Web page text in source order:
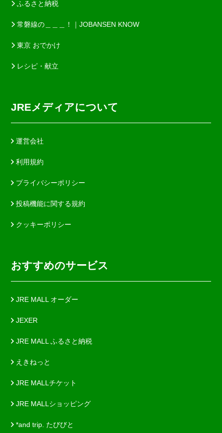
ふるさと納税
常磐線の＿＿＿！｜JOBANSEN KNOW
東京 おでかけ
レシピ・献立
JREメディアについて
運営会社
利用規約
プライバシーポリシー
投稿機能に関する規約
クッキーポリシー
おすすめのサービス
JRE MALL オーダー
JEXER
JRE MALL ふるさと納税
えきねっと
JRE MALLチケット
JRE MALLショッピング
*and trip. たびびと